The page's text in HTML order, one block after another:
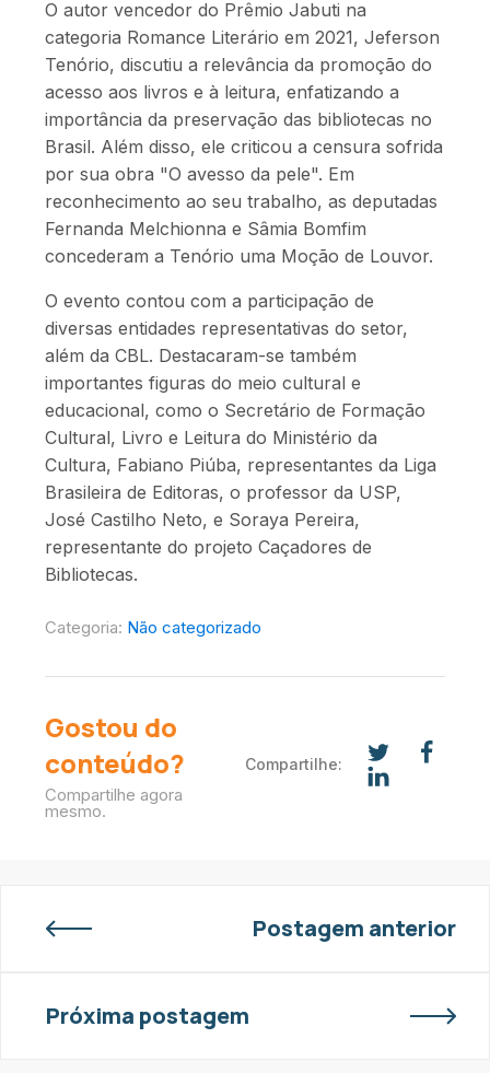
O autor vencedor do Prêmio Jabuti na
categoria Romance Literário em 2021, Jeferson
Tenório, discutiu a relevância da promoção do
acesso aos livros e à leitura, enfatizando a
importância da preservação das bibliotecas no
Brasil. Além disso, ele criticou a censura sofrida
por sua obra "O avesso da pele". Em
reconhecimento ao seu trabalho, as deputadas
Fernanda Melchionna e Sâmia Bomfim
concederam a Tenório uma Moção de Louvor.
O evento contou com a participação de
diversas entidades representativas do setor,
além da CBL. Destacaram-se também
importantes figuras do meio cultural e
educacional, como o Secretário de Formação
Cultural, Livro e Leitura do Ministério da
Cultura, Fabiano Piúba, representantes da Liga
Brasileira de Editoras, o professor da USP,
José Castilho Neto, e Soraya Pereira,
representante do projeto Caçadores de
Bibliotecas.
Categoria: Não categorizado
Gostou do
conteúdo?
Compartilhe agora
mesmo.
Compartilhe:
Postagem anterior
Próxima postagem